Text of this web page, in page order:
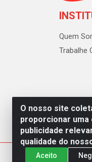
O nosso site
proporcionar uma
publicidade
qualidade do
Aceito
Quem
Trabalhe